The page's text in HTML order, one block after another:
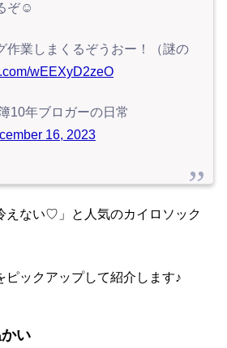
ぞ☺️
作業しまくるぞうおー！（謎の
wEEXyD2zeO
10年ブロガーの日常
16, 2023
えない♡」と人気のカイロソック
ピックアップして紹介します♪
い